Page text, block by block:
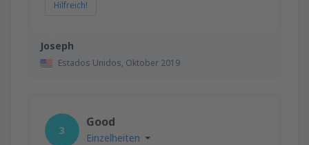
Joseph
Estados Unidos, Oktober 2019
Hilfreich!
3
Good
Einzelheiten